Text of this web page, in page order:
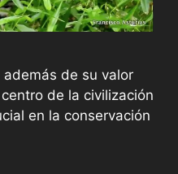
además de su valor
de la civilización
en la conservación